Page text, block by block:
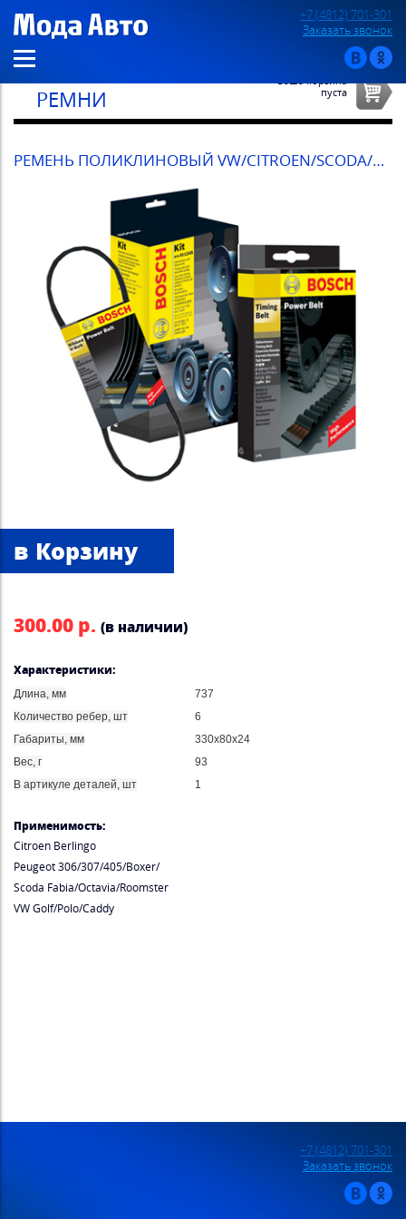
+7 (4812) 701-301
Заказать звонок
РЕМНИ
Ваша корзина
пуста
РЕМЕНЬ ПОЛИКЛИНОВЫЙ VW/CITROEN/SCODA/PEUGEOT
300.00 р. (в наличии)
Характеристики:
Длина, мм
737
Количество ребер, шт
6
Габариты, мм
330x80x24
Вес, г
93
В артикуле деталей, шт
1
Применимость:
Citroen Berlingo
Peugeot 306/307/405/Boxer/
Scoda Fabia/Octavia/Roomster
VW Golf/Polo/Caddy
+7 (4812) 701-301
Заказать звонок